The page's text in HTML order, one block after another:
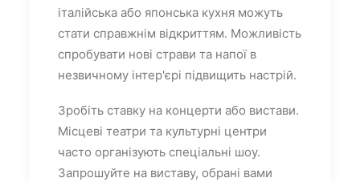
італійська або японська кухня можуть
стати справжнім відкриттям. Можливість
спробувати нові страви та напої в
незвичному інтер'єрі підвищить настрій.
Зробіть ставку на концерти або вистави.
Місцеві театри та культурні центри
часто організують спеціальні шоу.
Запрошуйте на виставу, обрані вами